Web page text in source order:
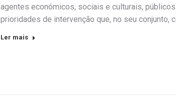
agentes económicos, sociais e culturais,
prioridades de intervenção que, no seu conjunto,
Ler mais